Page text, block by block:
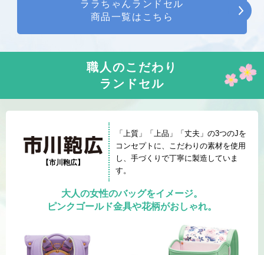
ララちゃんランドセル
商品一覧はこちら
職人のこだわり
ランドセル
【市川鞄広】
「上質」「上品」「丈夫」の3つのJを
コンセプトに、こだわりの素材を使用
し、手づくりで丁寧に製造していま
す。
大人の女性のバッグをイメージ。
ピンクゴールド金具や花柄がおしゃれ。